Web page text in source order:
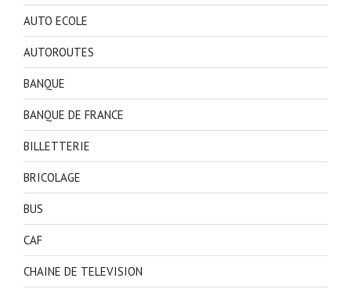
AUTO ECOLE
AUTOROUTES
BANQUE
BANQUE DE FRANCE
BILLETTERIE
BRICOLAGE
BUS
CAF
CHAINE DE TELEVISION